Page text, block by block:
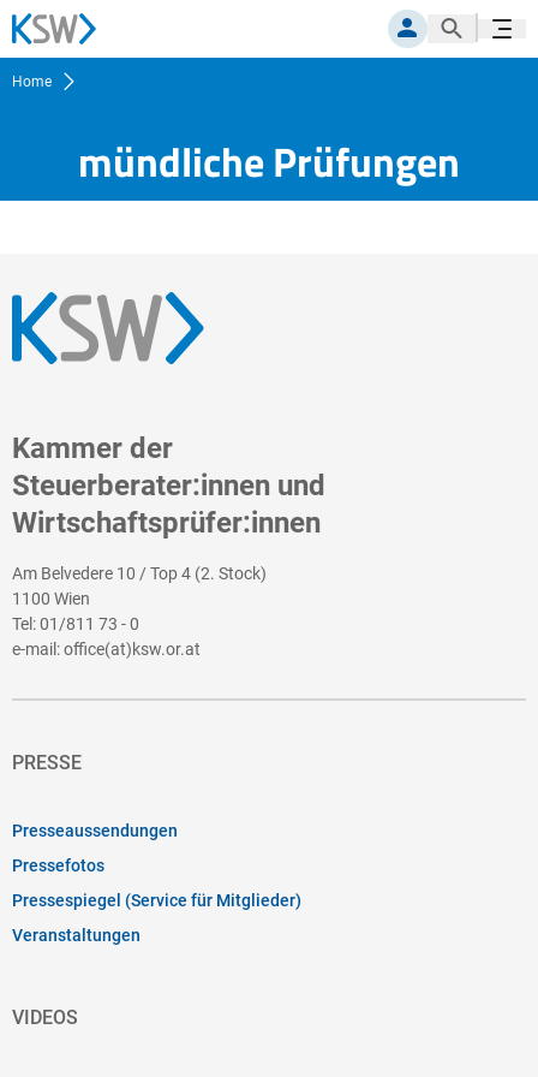
MITGLIEDERPORTAL
Suche
Home
mündliche Prüfungen
Kammer der
Steuerberater:innen und
Wirtschaftsprüfer:innen
Am Belvedere 10 / Top 4 (2. Stock)
1100 Wien
Tel:01/811 73 - 0
e-mail:office(at)ksw.or.at
PRESSE
Presseaussendungen
Pressefotos
Pressespiegel (Service für Mitglieder)
Veranstaltungen
VIDEOS